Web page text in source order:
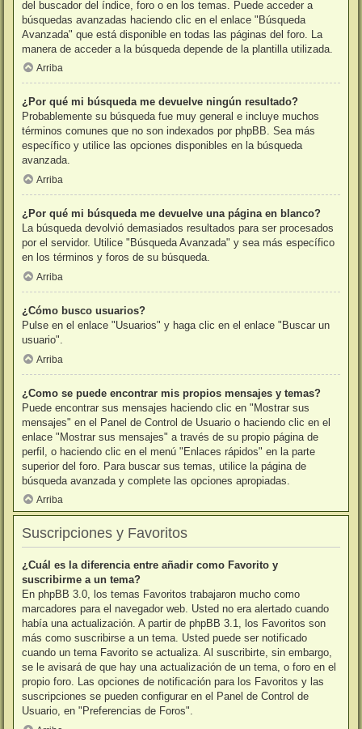
del buscador del índice, foro o en los temas. Puede acceder a
búsquedas avanzadas haciendo clic en el enlace "Búsqueda
Avanzada" que está disponible en todas las páginas del foro. La
manera de acceder a la búsqueda depende de la plantilla utilizada.
Arriba
¿Por qué mi búsqueda me devuelve ningún resultado?
Probablemente su búsqueda fue muy general e incluye muchos
términos comunes que no son indexados por phpBB. Sea más
específico y utilice las opciones disponibles en la búsqueda
avanzada.
Arriba
¿Por qué mi búsqueda me devuelve una página en blanco?
La búsqueda devolvió demasiados resultados para ser procesados
por el servidor. Utilice "Búsqueda Avanzada" y sea más específico
en los términos y foros de su búsqueda.
Arriba
¿Cómo busco usuarios?
Pulse en el enlace "Usuarios" y haga clic en el enlace "Buscar un
usuario".
Arriba
¿Como se puede encontrar mis propios mensajes y temas?
Puede encontrar sus mensajes haciendo clic en "Mostrar sus
mensajes" en el Panel de Control de Usuario o haciendo clic en el
enlace "Mostrar sus mensajes" a través de su propio página de
perfil, o haciendo clic en el menú "Enlaces rápidos" en la parte
superior del foro. Para buscar sus temas, utilice la página de
búsqueda avanzada y complete las opciones apropiadas.
Arriba
Suscripciones y Favoritos
¿Cuál es la diferencia entre añadir como Favorito y
suscribirme a un tema?
En phpBB 3.0, los temas Favoritos trabajaron mucho como
marcadores para el navegador web. Usted no era alertado cuando
había una actualización. A partir de phpBB 3.1, los Favoritos son
más como suscribirse a un tema. Usted puede ser notificado
cuando un tema Favorito se actualiza. Al suscribirte, sin embargo,
se le avisará de que hay una actualización de un tema, o foro en el
propio foro. Las opciones de notificación para los Favoritos y las
suscripciones se pueden configurar en el Panel de Control de
Usuario, en "Preferencias de Foros".